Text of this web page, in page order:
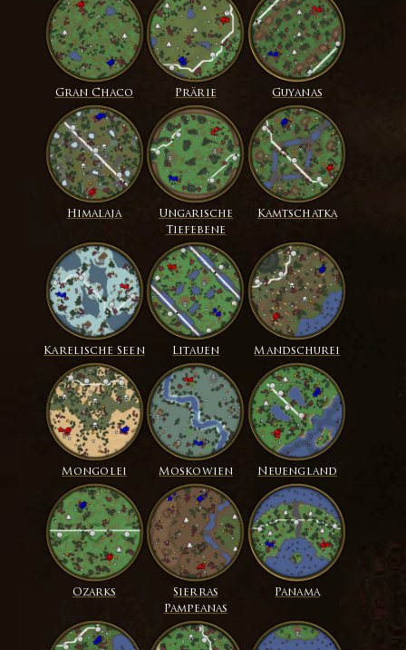
Gran Chaco Prärie Guyanas
Himalaja
Ungarische
Tiefebene
Kamtschatka
Karelische Seen Litauen Mandschurei
Mongolei Moskowien Neuengland
Ozarks
Sierras
Pampeanas
Panama